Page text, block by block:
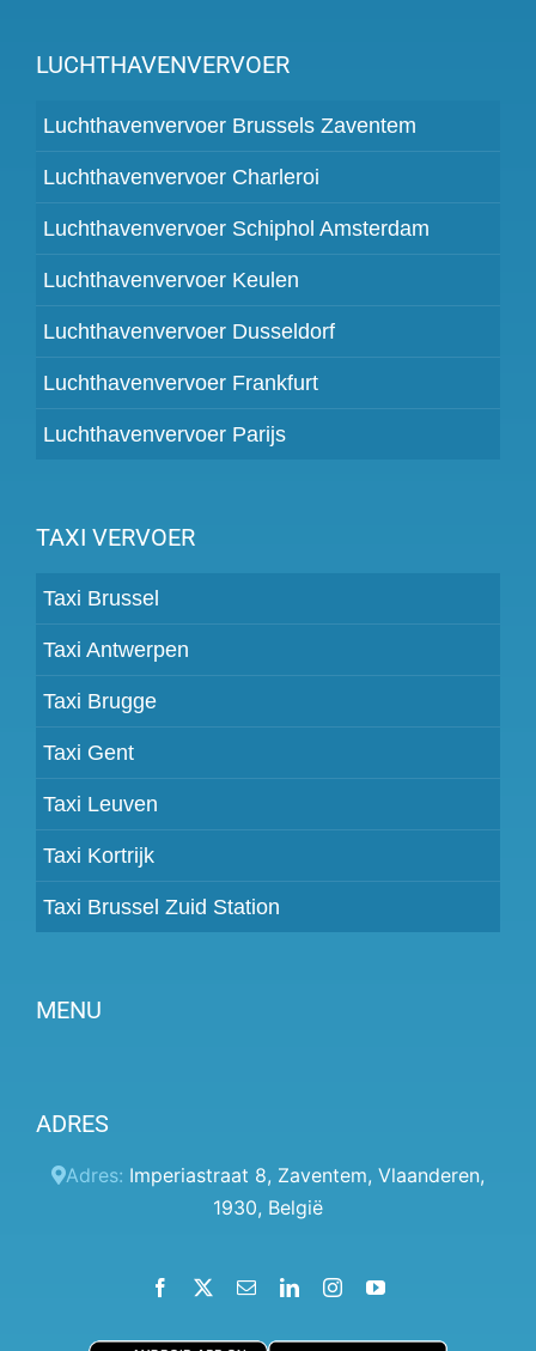
LUCHTHAVENVERVOER
Luchthavenvervoer Brussels Zaventem
Luchthavenvervoer Charleroi
Luchthavenvervoer Schiphol Amsterdam
Luchthavenvervoer Keulen
Luchthavenvervoer Dusseldorf
Luchthavenvervoer Frankfurt
Luchthavenvervoer Parijs
TAXI VERVOER
Taxi Brussel
Taxi Antwerpen
Taxi Brugge
Taxi Gent
Taxi Leuven
Taxi Kortrijk
Taxi Brussel Zuid Station
MENU
Prijzen
Klantenpaneel
Algemene voorwaarden
ADRES
Adres: Imperiastraat 8, Zaventem, Vlaanderen,
1930, België
Facebook EmailLinkedInInstagramYouTube